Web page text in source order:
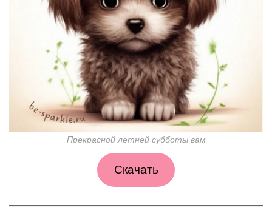
Прекрасной летней субботы вам
Скачать